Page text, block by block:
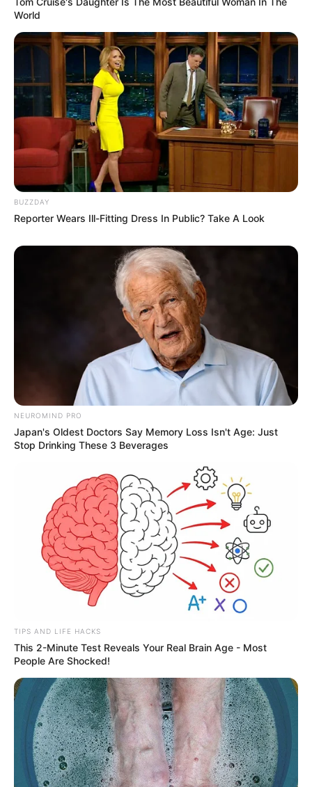
World
BUZZDAY
Reporter Wears Ill-Fitting Dress In Public? Take A Look
NEUROMIND PRO
Japan's Oldest Doctors Say Memory Loss Isn't Age: Just
Stop Drinking These 3 Beverages
TIPS AND LIFE HACKS
This 2-Minute Test Reveals Your Real Brain Age - Most
People Are Shocked!